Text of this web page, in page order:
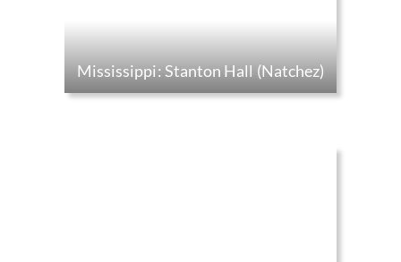
Mississippi: Stanton Hall (Natchez)